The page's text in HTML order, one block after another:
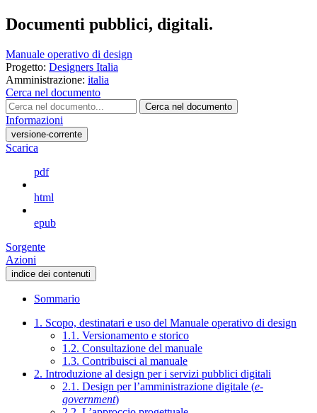
Documenti pubblici, digitali.
Manuale operativo di design
Progetto: Designers Italia
Amministrazione: italia
Cerca nel documento
Cerca nel documento
Informazioni
versione-corrente
Scarica
pdf
html
epub
Sorgente
Azioni
indice dei contenuti
Sommario
1. Scopo, destinatari e uso del Manuale operativo di design
1.1. Versionamento e storico
1.2. Consultazione del manuale
1.3. Contribuisci al manuale
2. Introduzione al design per i servizi pubblici digitali
2.1. Design per l’amministrazione digitale (e-
government)